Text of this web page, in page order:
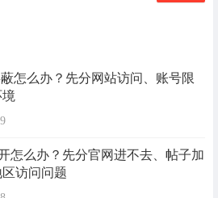
怎么办？先分网站访问、账号限
怎么办？先分官网进不去、帖子加
访问问题